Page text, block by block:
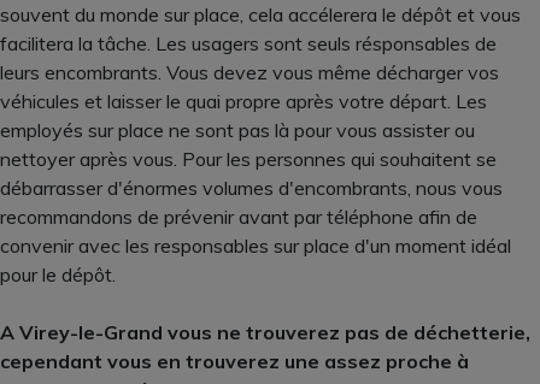
souvent du monde sur place, cela accélerera le dépôt et vous
facilitera la tâche. Les usagers sont seuls résponsables de
leurs encombrants. Vous devez vous même décharger vos
véhicules et laisser le quai propre après votre départ. Les
employés sur place ne sont pas là pour vous assister ou
nettoyer après vous. Pour les personnes qui souhaitent se
débarrasser d'énormes volumes d'encombrants, nous vous
recommandons de prévenir avant par téléphone afin de
convenir avec les responsables sur place d'un moment idéal
pour le dépôt.
A Virey-le-Grand vous ne trouverez pas de déchetterie,
cependant vous en trouverez une assez proche à